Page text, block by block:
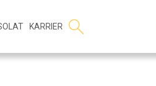
KARRIER